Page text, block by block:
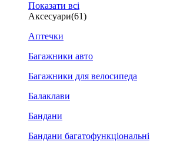
Показати всі
Аксесуари(61)
Аптечки
Багажники авто
Багажники для велосипеда
Балаклави
Бандани
Бандани багатофункціональні